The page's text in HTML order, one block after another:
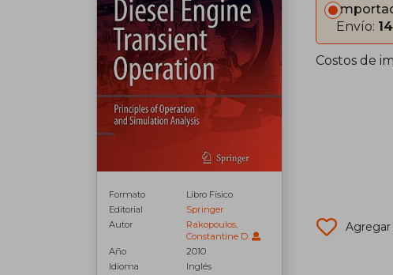
Formato
Libro Físico
Editorial
Springer
Autor
Rakopoulos,
Constantine D.
Año
2010
Idioma
Inglés
Envío:
Costos de
Agregar